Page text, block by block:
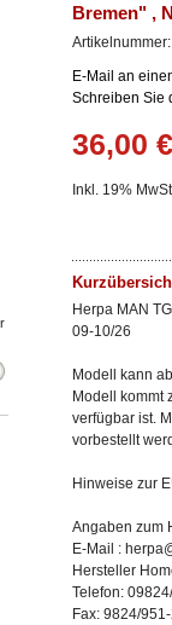
Bremen" ,
E-Mail an
Schreiben Sie
36,00 €
Inkl. 19%
Herpa MAN
09-10/26
Modell kann
Modell kommt
verfügbar ist.
vorbestellt
Hinweise zur
Angaben zum
E-Mail :
Hersteller
Telefon:
Fax: 9824/